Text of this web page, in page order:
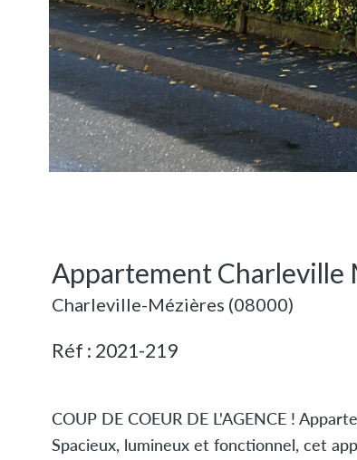
Appartement Charleville
Charleville-Mézières (08000)
Réf : 2021-219
COUP DE COEUR DE L'AGENCE !
Spacieux, lumineux et fonctionnel, cet